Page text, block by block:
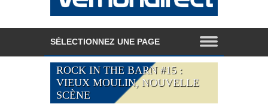
ROCK IN THE BARN #15 :
VIEUX MOULIN, NOUVELLE
SCÈNE